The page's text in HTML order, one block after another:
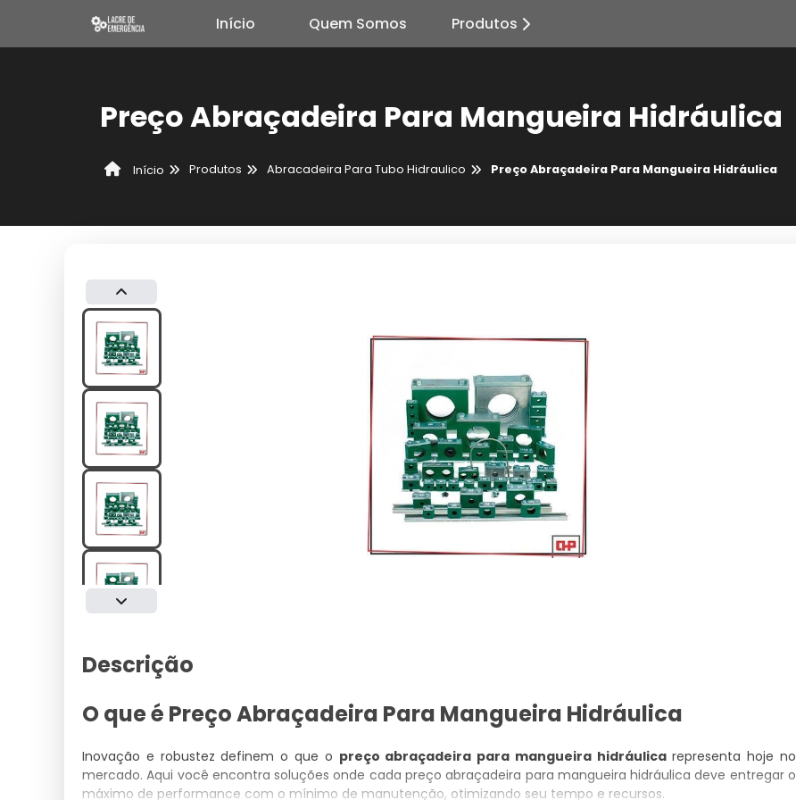
Início Quem Somos Produtos
Preço Abraçadeira Para Mangueira Hidráulica
Início Produtos Abracadeira Para Tubo Hidraulico Preço Abraçadeira Para Mangueira Hidráulica
Descrição
O que é Preço Abraçadeira Para Mangueira Hidráulica
Inovação e robustez definem o que o preço abraçadeira para mangueira hidráulicarepresenta hoje no
mercado. Aqui você encontra soluções onde cada preço abraçadeira para mangueira hidráulica deve entregar o
máximo de performance com o mínimo de manutenção, otimizando seu tempo e recursos.